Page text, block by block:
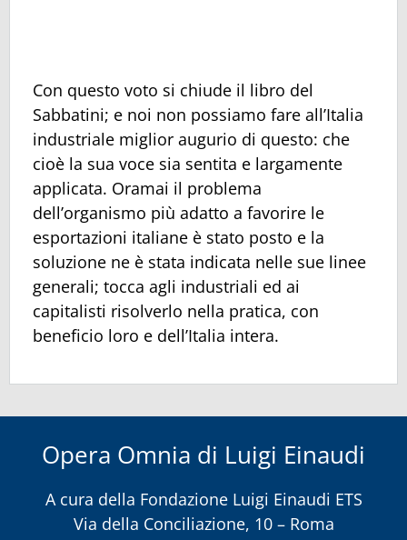
Con questo voto si chiude il libro del
Sabbatini; e noi non possiamo fare all’Italia
industriale miglior augurio di questo: che
cioè la sua voce sia sentita e largamente
applicata. Oramai il problema
dell’organismo più adatto a favorire le
esportazioni italiane è stato posto e la
soluzione ne è stata indicata nelle sue linee
generali; tocca agli industriali ed ai
capitalisti risolverlo nella pratica, con
beneficio loro e dell’Italia intera.
Opera Omnia di Luigi Einaudi
A cura della Fondazione Luigi Einaudi ETS
Via della Conciliazione, 10 – Roma